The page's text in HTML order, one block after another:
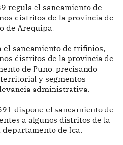
regula el saneamiento de
distritos de la provincia de
de Arequipa.
el saneamiento de trifinios,
distritos de la provincia de
de Puno, precisando
y segmentos
administrativa.
dispone el saneamiento de
a algunos distritos de la
de Ica.